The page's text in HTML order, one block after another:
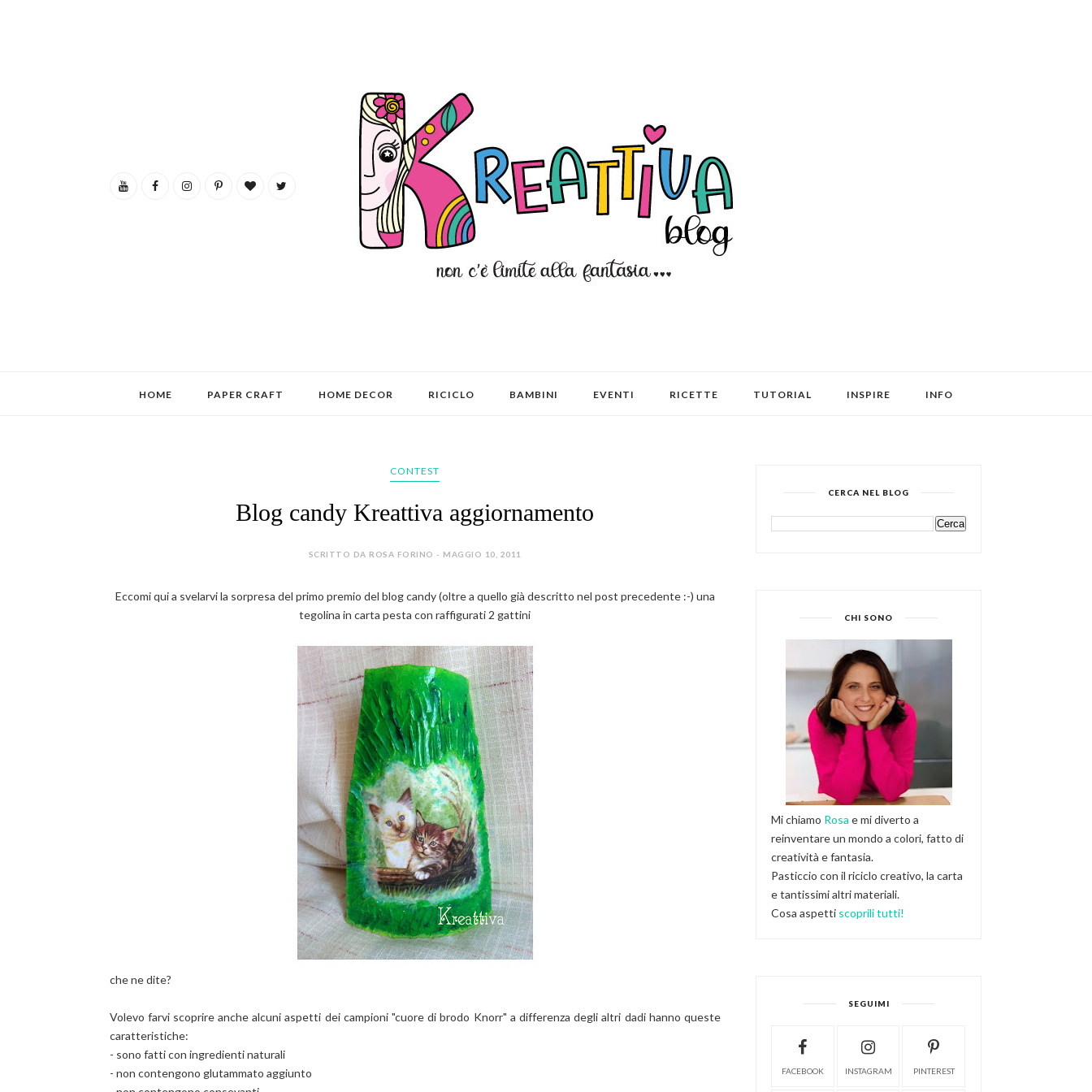
HOME PAPER CRAFT HOME DECOR RICICLO BAMBINI EVENTI RICETTE TUTORIAL INSPIRE INFO
CONTEST
Blog candy Kreattiva aggiornamento
SCRITTO DA ROSA FORINO - MAGGIO 10, 2011
Eccomi qui a svelarvi la sorpresa del primo premio del blog candy (oltre a quello già descritto nel post precedente :-) una
tegolina in carta pesta con raffigurati 2 gattini
che ne dite?
Volevo farvi scoprire anche alcuni aspetti dei campioni "cuore di brodo Knorr" a differenza degli altri dadi hanno queste
caratteristiche:
- sono fatti con ingredienti naturali
- non contengono glutammato aggiunto
CERCA NEL BLOG
CHI SONO
Mi chiamo Rosa e mi diverto a
reinventare un mondo a colori, fatto di
creatività e fantasia.
Pasticcio con il riciclo creativo, la carta
e tantissimi altri materiali.
Cosa aspetti scoprili tutti!
SEGUIMI
FACEBOOK INSTAGRAM PINTEREST